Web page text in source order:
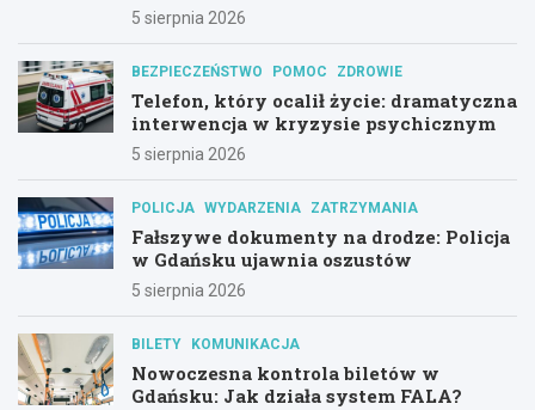
5 sierpnia 2026
BEZPIECZEŃSTWO POMOC ZDROWIE
Telefon, który ocalił życie: dramatyczna
interwencja w kryzysie psychicznym
5 sierpnia 2026
POLICJA WYDARZENIA ZATRZYMANIA
Fałszywe dokumenty na drodze: Policja
w Gdańsku ujawnia oszustów
5 sierpnia 2026
BILETY KOMUNIKACJA
Nowoczesna kontrola biletów w
Gdańsku: Jak działa system FALA?